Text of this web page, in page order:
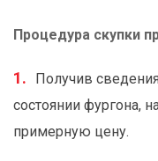
Процедура скупки
Получив
состоянии фургона,
примерную цену.